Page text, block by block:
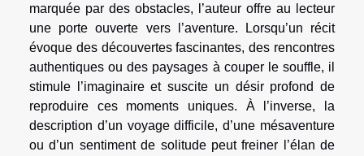
marquée par des obstacles, l’auteur offre au lecteur
une porte ouverte vers l’aventure. Lorsqu’un récit
évoque des découvertes fascinantes, des rencontres
authentiques ou des paysages à couper le souffle, il
stimule l’imaginaire et suscite un désir profond de
reproduire ces moments uniques. À l’inverse, la
description d’un voyage difficile, d’une mésaventure
ou d’un sentiment de solitude peut freiner l’élan de